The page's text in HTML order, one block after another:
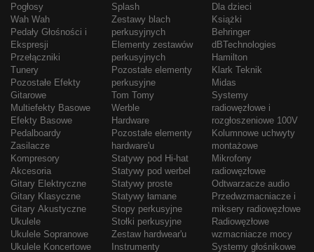
Pogłosy
Wah Wah
Pedały Głośności i
Ekspresji
Przełączniki
Tunery
Pozostałe Efekty
Gitarowe
Multiefekty Basowe
Efekty Basowe
Pedalboardy
Zasilacze
Kompresory
Akcesoria
Gitary Elektryczne
Gitary Klasyczne
Gitary Akustyczne
Ukulele
Ukulele Sopranowe
Ukulele Koncertowe
Splash
Zestawy blach
perkusyjnych
Elementy zestawów
perkusyjnych
Pozostałe elementy
perkusyjne
Tom Tomy
Werble
Hardware
Pozostałe elementy
hardware'u
Statywy pod Hi-hat
Statywy pod werbel
Statywy proste
Statywy łamane
Stopy perkusyjne
Stołki perkusyjne
Zestaw hardwear'u
Instrumenty
Dla dzieci
Książki
Behringer
dBTechnologies
Hamilton
Klark Teknik
Midas
Systemy
radiowęzłowe i
rozgłoszeniowe 100V
Kolumnowe uchwyty
montażowe
Mikrofony
radiowęzłowe
Odtwarzacze audio
Przedwzmacniacze i
miksery radiowęzłowe
Radiowęzłowe
wzmacniacze mocy
Systemy głośnikowe